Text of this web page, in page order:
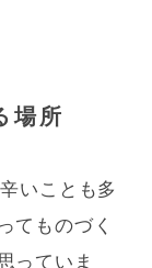
場所
いことも多
てものづく
っていま